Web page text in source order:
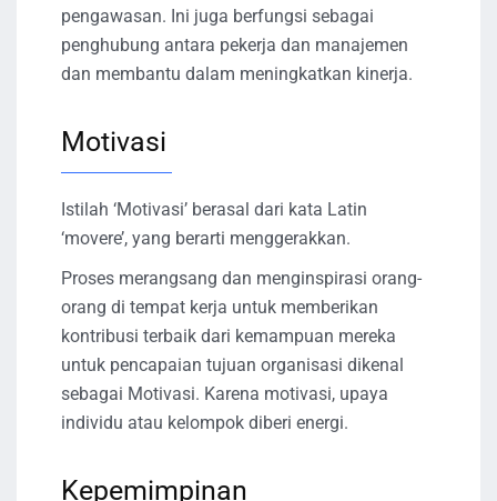
pengawasan. Ini juga berfungsi sebagai
penghubung antara pekerja dan manajemen
dan membantu dalam meningkatkan kinerja.
Motivasi
Istilah ‘Motivasi’ berasal dari kata Latin
‘movere’, yang berarti menggerakkan.
Proses merangsang dan menginspirasi orang-
orang di tempat kerja untuk memberikan
kontribusi terbaik dari kemampuan mereka
untuk pencapaian tujuan organisasi dikenal
sebagai Motivasi. Karena motivasi, upaya
individu atau kelompok diberi energi.
Kepemimpinan